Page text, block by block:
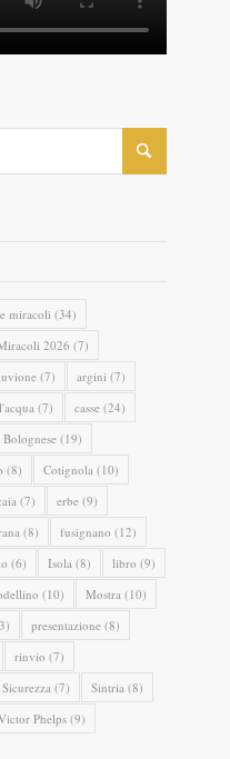
miracoli (34)
2026 (7)
(7) argini (7)
(7) casse (24)
Bolognese(19)
(8) Cotignola (10)
(7) erbe (9)
(8) fusignano (12)
(6) Isola (8) libro (9)
(10) Mostra (10)
presentazione (8)
rinvio (7)
Sicurezza (7) Sintria (8)
Phelps (9)